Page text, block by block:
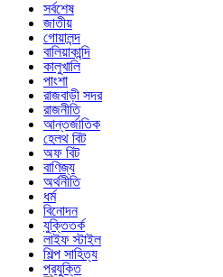
সর্বশেষ
জাতীয়
গোয়ালন্দ
বালিয়াকান্দি
কালুখালি
পাংশা
রাজবাড়ী সদর
রাজনীতি
আন্তর্জাতিক
হেলথ বিট
অফ বিট
বাণিজ্য
অর্থনীতি
ধর্ম
বিনোদন
যুক্তিতর্ক
লাইফ স্টাইল
শিল্প সাহিত্য
প্রযুক্তি